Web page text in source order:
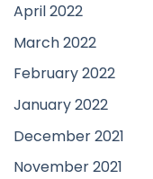
April 2022
March 2022
February 2022
January 2022
December 2021
November 2021